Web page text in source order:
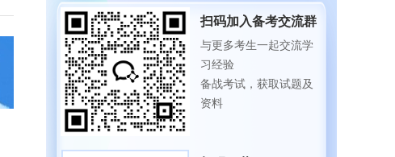
扫码加入备考交流群
与更多考生一起交流学
习经验
备战考试，获取试题及
资料